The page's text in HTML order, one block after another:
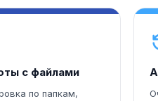
с файлами
по папкам,